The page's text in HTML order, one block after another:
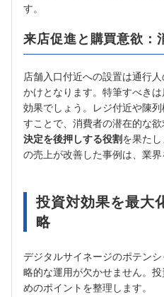
す。
来店促進と購買意欲：
店舗入口付近への設置は通行
かけとなります。特筆すべき
効果でしょう。レジ付近や陳
すことで、消費者の潜在的な
決定を後押しする役割を果た
の売上が改善した事例は、業界
投資対効果を最大
略
デジタルサイネージのポテン
略的な運用が欠かせません。
めのポイントを整理します。